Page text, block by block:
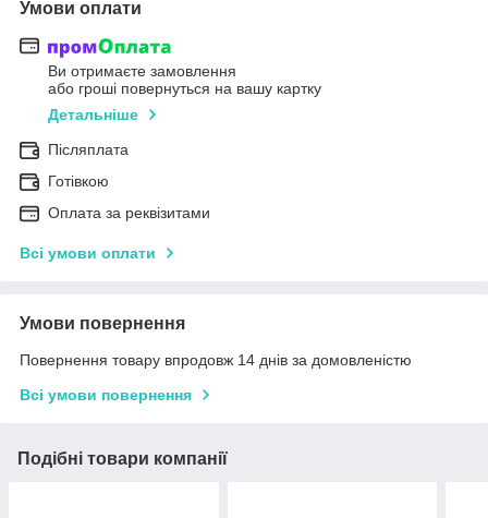
Умови оплати
Ви отримаєте замовлення
або гроші повернуться на вашу картку
Детальніше
Післяплата
Готівкою
Оплата за реквізитами
Всі умови оплати
Умови повернення
Повернення товару впродовж 14 днів за домовленістю
Всі умови повернення
Подібні товари компанії